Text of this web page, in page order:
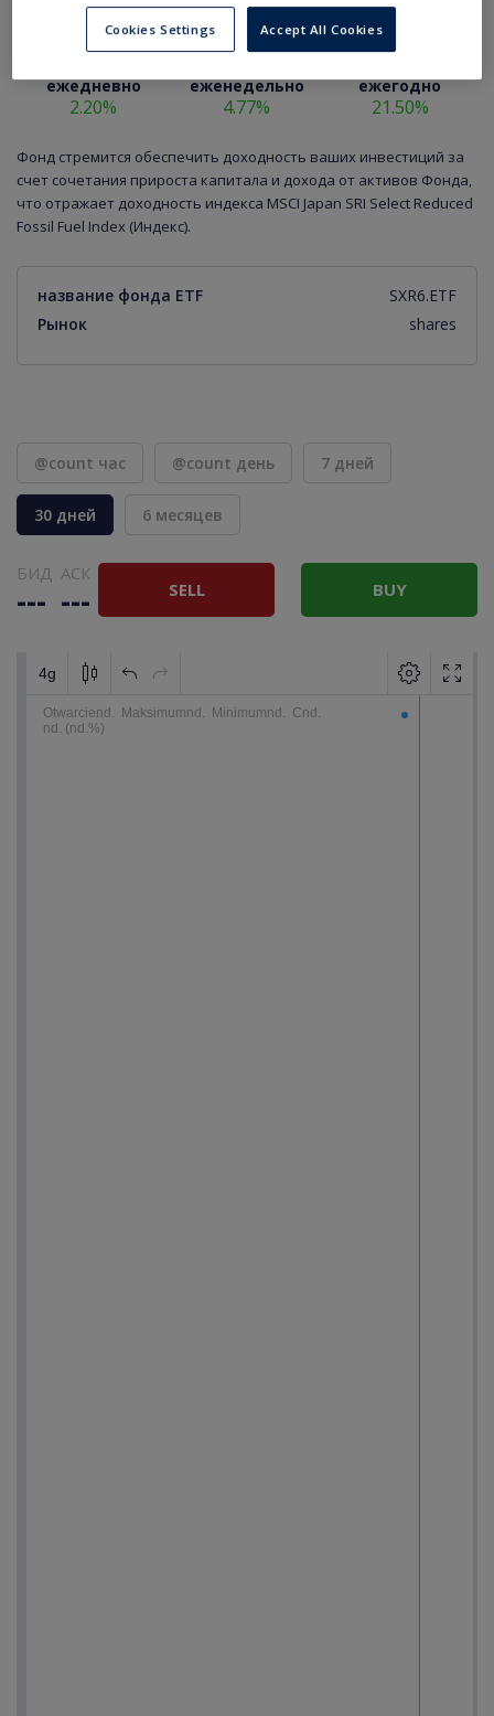
ежедневно
2.20%
еженедельно
4.77%
ежегодно
21.50%
Фонд стремится обеспечить доходность ваших инвестиций за
счет сочетания прироста капитала и дохода от активов Фонда,
что отражает доходность индекса MSCI Japan SRI Select Reduced
Fossil Fuel Index (Индекс).
название фонда ETF
SXR6.ETF
Рынок
shares
@count час @count день 7 дней
30 дней 6 месяцев
БИД
---
АСК
--- SELL BUY
Cookies Settings Accept All Cookies